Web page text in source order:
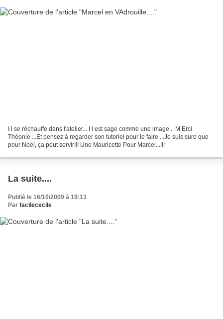
I l se réchauffe dans l'atelier... I l est sage comme une image... M Erci
Théonie ...Et pensez à regarder son tutoriel pour le faire ...Je suis sure que
pour Noël, ça peut servir!!! Une Mauricette Pour Marcel...!!!
La suite....
Publié le 16/10/2009 à 19:13
Par facilececile